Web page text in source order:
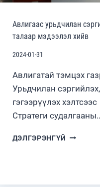
Авлигаас урьдчилан
талаар мэдээлэл хийв
2024-01-31
Авлигатай тэмцэх
Урьдчилан
гэгээрүүлэх хэлтсээс
Стратеги
ДЭЛГЭРЭНГҮЙ АВЛИГААС